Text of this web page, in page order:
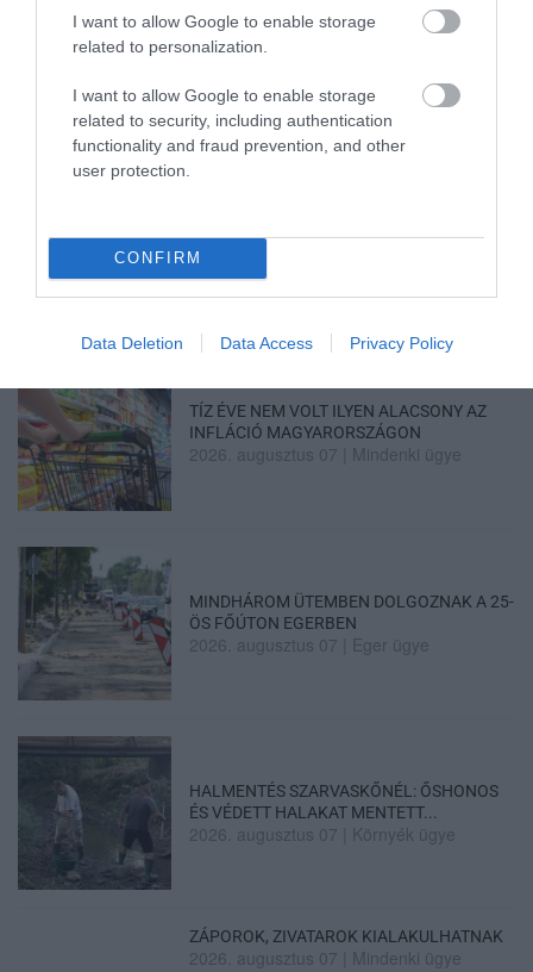
I want to allow Google to enable storage
related to personalization.
I want to allow Google to enable storage
related to security, including authentication
functionality and fraud prevention, and other
user protection.
CONFIRM
Data Deletion Data Access Privacy Policy
DIGITÁLIS TANULÁS ELŐNYEI
2026. augusztus 07|Promóció
LEÁLLÍTOTT SZOLGÁLTATÁSOK AZ EGRI...
2026. augusztus 07
TÍZ ÉVE NEM VOLT ILYEN ALACSONY AZ
INFLÁCIÓ MAGYARORSZÁGON
2026. augusztus 07 Mindenki ügye
MINDHÁROM ÜTEMBEN DOLGOZNAK A 25-
ÖS FŐÚTON EGERBEN
2026. augusztus 07 Eger ügye
HALMENTÉS SZARVASKŐNÉL: ŐSHONOS
ÉS VÉDETT HALAKAT MENTETT...
2026. augusztus 07 Környék ügye
ZÁPOROK, ZIVATAROK KIALAKULHATNAK
2026. augusztus 07 Mindenki ügye